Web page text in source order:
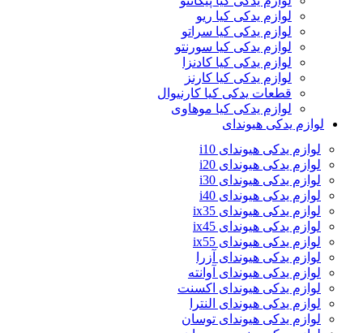
لوازم یدکی کیا ریو
لوازم یدکی کیا سراتو
لوازم یدکی کیا سورنتو
لوازم یدکی کیا کادنزا
لوازم یدکی کیا کارنز
قطعات یدکی کیا کارنیوال
لوازم یدکی کیا موهاوی
لوازم یدکی هیوندای
لوازم یدکی هیوندای i10
لوازم یدکی هیوندای i20
لوازم یدکی هیوندای i30
لوازم یدکی هیوندای i40
لوازم یدکی هیوندای ix35
لوازم یدکی هیوندای ix45
لوازم یدکی هیوندای ix55
لوازم یدکی هیوندای آزرا
لوازم یدکی هیوندای آوانته
لوازم یدکی هیوندای اکسنت
لوازم یدکی هیوندای النترا
لوازم یدکی هیوندای توسان